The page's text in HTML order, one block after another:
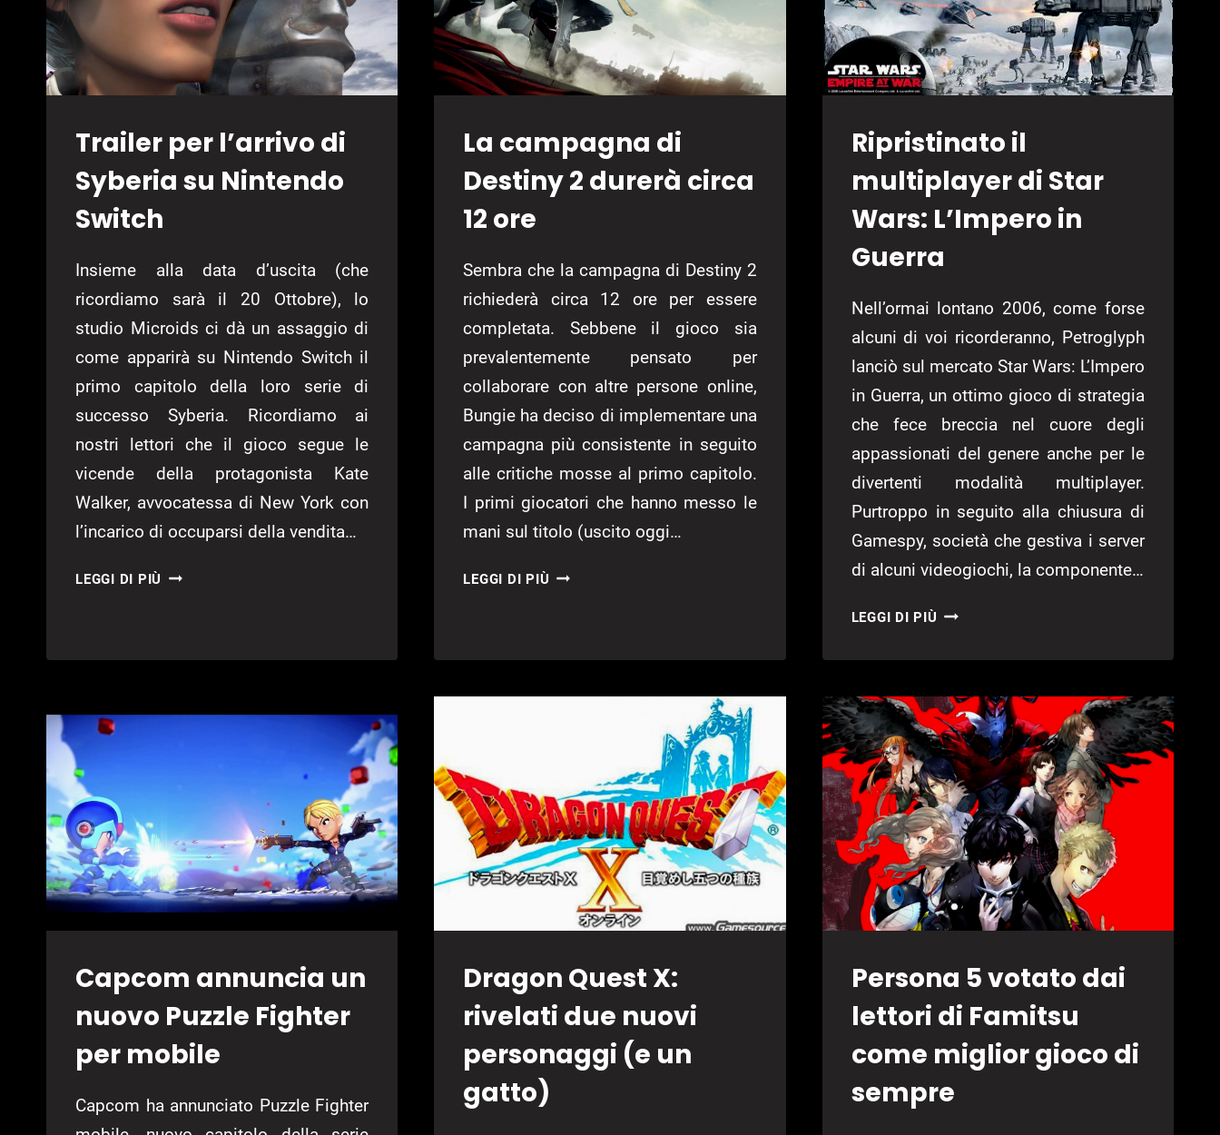
ONE
Trailer per l’arrivo di
Syberia su Nintendo
Switch
Insieme alla data d’uscita (che
ricordiamo sarà il 20 Ottobre), lo
studio Microids ci dà un assaggio di
come apparirà su Nintendo Switch il
primo capitolo della loro serie di
successo Syberia. Ricordiamo ai
nostri lettori che il gioco segue le
vicende della protagonista Kate
Walker, avvocatessa di New York con
l’incarico di occuparsi della vendita…
LEGGI DI PIÙ TRAILER
SYBERIA
NINTENDO
La campagna di
Destiny 2 durerà circa
12 ore
Sembra che la campagna di Destiny 2
richiederà circa 12 ore per essere
completata. Sebbene il gioco sia
prevalentemente pensato per
collaborare con altre persone online,
Bungie ha deciso di implementare una
campagna più consistente in seguito
alle critiche mosse al primo capitolo.
I primi giocatori che hanno messo le
mani sul titolo (uscito oggi…
LEGGI DI PIÙ LA
2
Ripristinato il
multiplayer di Star
Wars: L’Impero in
Guerra
Nell’ormai lontano 2006, come forse
alcuni di voi ricorderanno, Petroglyph
lanciò sul mercato Star Wars: L’Impero
in Guerra, un ottimo gioco di strategia
che fece breccia nel cuore degli
appassionati del genere anche per le
divertenti modalità multiplayer.
Purtroppo in seguito alla chiusura di
Gamespy, società che gestiva i server
di alcuni videogiochi, la componente…
LEGGI DI PIÙ RIPRISTINATO
MULTIPLAYER
STAR
WARS:
L’IMPERO
IN
GUERRA
Capcom annuncia un
nuovo Puzzle Fighter
per mobile
Capcom ha annunciato Puzzle Fighter
Dragon Quest X:
rivelati due nuovi
personaggi (e un
gatto)
Persona 5 votato dai
lettori di Famitsu
come miglior gioco di
sempre